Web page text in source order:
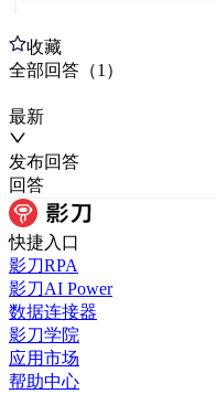
收藏
全部回答 （1 ）
最新
发布回答
回答
快捷入口
影刀RPA
影刀AI Power
数据连接器
影刀学院
应用市场
帮助中心